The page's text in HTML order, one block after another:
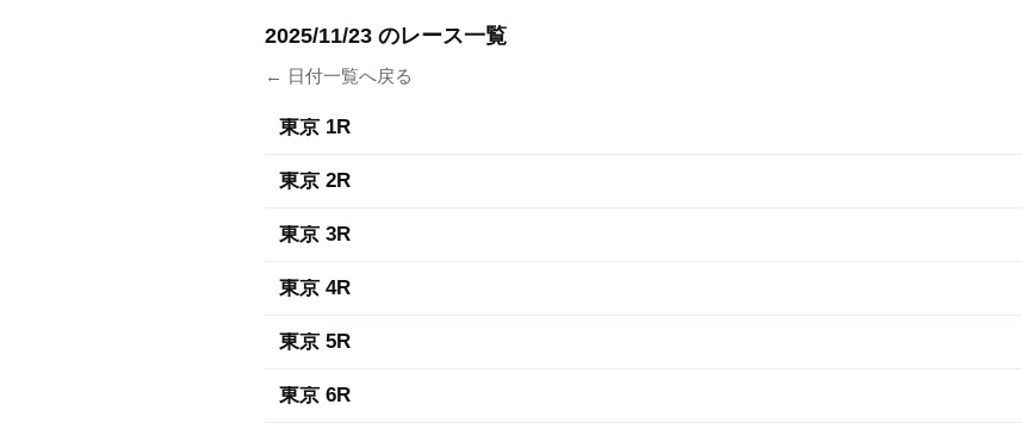
2025/11/23 のレース一覧
← 日付一覧へ戻る
東京 1R
東京 2R
東京 3R
東京 4R
東京 5R
東京 6R